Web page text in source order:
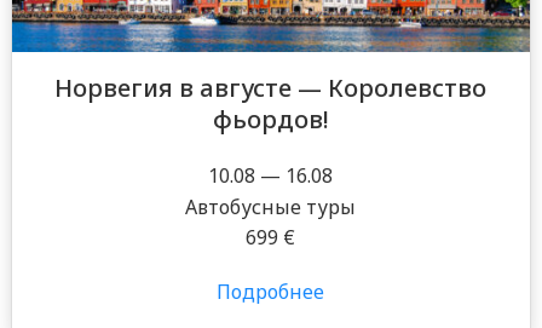
Норвегия в августе — Королевство
фьордов!
10.08 — 16.08
Автобусные туры
699 €
Подробнее